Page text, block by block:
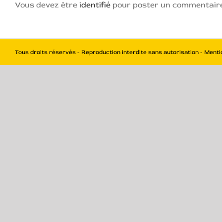
Vous devez être identifié pour poster un
Tous droits réservés - Reproduction interdite sans autorisation -